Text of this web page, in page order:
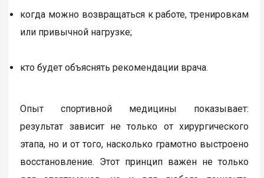
когда можно возвращаться к работе, тренировкам
или привычной нагрузке;
кто будет объяснять рекомендации врача.
Опыт спортивной медицины показывает:
результат зависит не только от хирургического
этапа, но и от того, насколько грамотно выстроено
восстановление. Этот принцип важен не только